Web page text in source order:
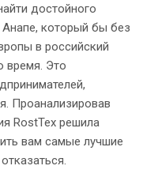
достойного
который бы без
в российский
время. Это
Проанализировав
RostTex решила
вам самые лучшие